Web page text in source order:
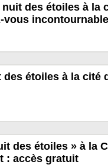
nuit des étoiles à la
vous
des étoiles à la cité
des étoiles » à la
: accès gratuit